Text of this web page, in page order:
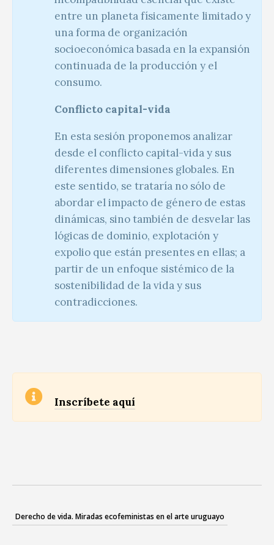
entre un planeta físicamente limitado y
una forma de organización
socioeconómica basada en la expansión
continuada de la producción y el
consumo.
Conflicto capital-vida
En esta sesión proponemos analizar
desde el conflicto capital-vida y sus
diferentes dimensiones globales. En
este sentido, se trataría no sólo de
abordar el impacto de género de estas
dinámicas, sino también de desvelar las
lógicas de dominio, explotación y
expolio que están presentes en ellas; a
partir de un enfoque sistémico de la
sostenibilidad de la vida y sus
contradicciones.
Inscríbete aquí
Derecho de vida. Miradas ecofeministas en el arte uruguayo